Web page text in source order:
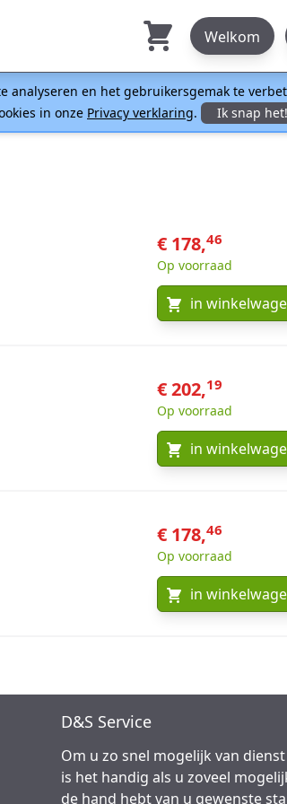
Welkom
analyseren en het gebruikersgemak te
in onze Privacy verklaring. Ik snap het!
€ 178,46
Op voorraad
in
€ 202,19
Op voorraad
in
€ 178,46
Op voorraad
in
D&S Service
Om u zo snel mogelijk van
is het handig als u zoveel
de hand hebt van u gewenste